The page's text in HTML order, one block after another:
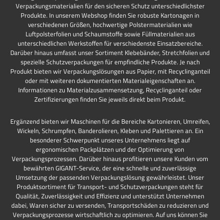
Verpackungsmaterialien für den sicheren Schutz unterschiedlichster
Produkte. In unserem Webshop finden Sie robuste Kartonagen in
verschiedenen Größen, hochwertige Polstermaterialien wie
Luftpolsterfolien und Schaumstoffe sowie Füllmaterialien aus
unterschiedlichen Werkstoffen für verschiedenste Einsatzbereiche.
Darüber hinaus umfasst unser Sortiment Klebebänder, Stretchfolien und
spezielle Schutzverpackungen für empfindliche Produkte. Je nach
Produkt bieten wir Verpackungslösungen aus Papier, mit Recyclinganteil
oder mit weiteren dokumentierten Materialeigenschaften an.
Informationen zu Materialzusammensetzung, Recyclinganteil oder
Zertifizierungen finden Sie jeweils direkt beim Produkt.
Ergänzend bieten wir Maschinen für die Bereiche Kartonieren, Umreifen,
Wickeln, Schrumpfen, Banderolieren, Kleben und Palettieren an. Ein
besonderer Schwerpunkt unseres Unternehmens liegt auf
ergonomischen Packplätzen und der Optimierung von
Verpackungsprozessen. Darüber hinaus profitieren unsere Kunden vom
bewährten GIGANT-Service, der eine schnelle und zuverlässige
Umsetzung der passenden Verpackungslösung gewährleistet. Unser
Produktsortiment für Transport- und Schutzverpackungen steht für
Qualität, Zuverlässigkeit und Effizienz und unterstützt Unternehmen
dabei, Waren sicher zu versenden, Transportschäden zu reduzieren und
Verpackungsprozesse wirtschaftlich zu optimieren. Auf uns können Sie